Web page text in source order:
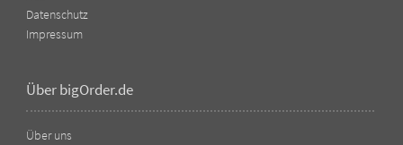
Datenschutz
Impressum
Über bigOrder.de
Über uns